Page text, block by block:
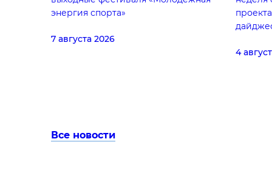
энергия спорта»
7 августа 2026
4
Все новости